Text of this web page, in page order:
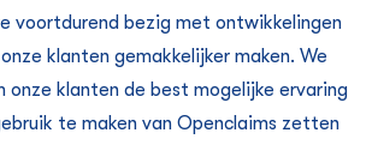
voortdurend bezig met ontwikkelingen
klanten gemakkelijker maken. We
onze klanten de best mogelijke ervaring
te maken van Openclaims zetten